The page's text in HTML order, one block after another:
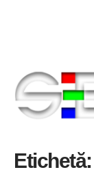
Etichetă: